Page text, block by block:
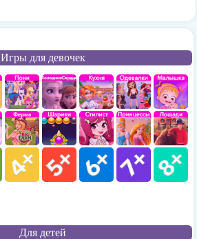
Игры для девочек
Для детей